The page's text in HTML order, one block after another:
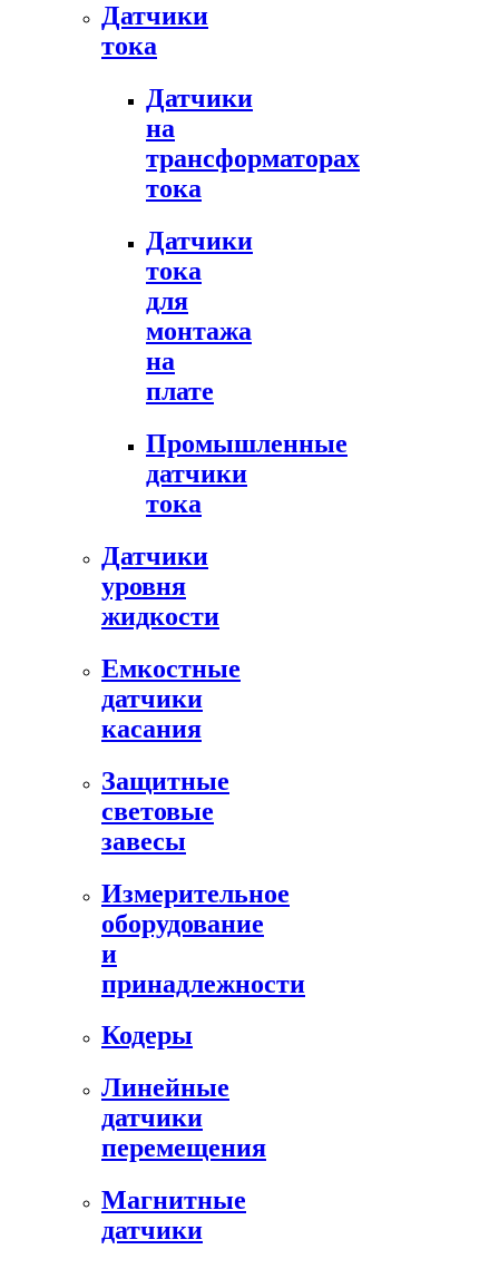
Датчики
тока
Датчики
на
трансформаторах
тока
Датчики
тока
для
монтажа
на
плате
Промышленные
датчики
тока
Датчики
уровня
жидкости
Емкостные
датчики
касания
Защитные
световые
завесы
Измерительное
оборудование
и
принадлежности
Кодеры
Линейные
датчики
перемещения
Магнитные
датчики